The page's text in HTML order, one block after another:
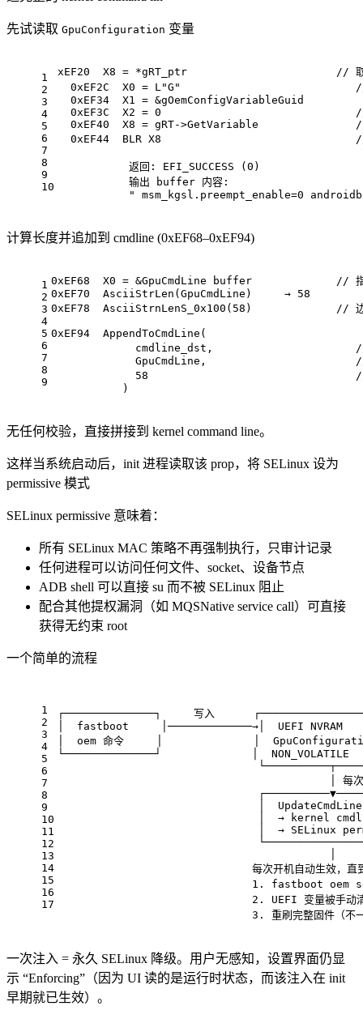
先试读取 GpuConfiguration 变量
1
2
3
4
5
6
7
8
9
10
xEF20  X8 = *gRT_ptr
// 取
0xEF2C
  X0 =
L"G"
0xEF34
  X1 = &gOemConfigVariableGuid
0xEF3C
  X2 =
0
0xEF40
  X8 = gRT->GetVariable
0xEF44
  BLR X8
           返回: EFI_SUCCESS (
0 )
           输出 buffer 内容:
" msm_kgsl.preempt_enable=0
计算长度并追加到 cmdline (0xEF68–0xEF94)
1
2
3
4
5
6
7
8
9
0xEF68
  X0 = &GpuCmdLine buffer
//
0xEF70
  AsciiStrLen(GpuCmdLine)     →
58
0xEF78
  AsciiStrnLenS_0x100(
58 ) // 边
0xEF94
  AppendToCmdLine(
             cmdline_dst,
             GpuCmdLine,
58
           )
无任何校验，直接拼接到 kernel command line。
这样当系统启动后，init 进程读取该 prop，将 SELinux 设为
permissive 模式
SELinux permissive 意味着：
所有 SELinux MAC 策略不再强制执行，只审计记录
任何进程可以访问任何文件、socket、设备节点
ADB shell 可以直接 su 而不被 SELinux 阻止
配合其他提权漏洞（如 MQSNative service call）可直接
获得无约束 root
一个简单的流程
1
2
3
4
5
6
7
8
9
10
11
12
13
14
15
16
17
┌──────────────┐     写入
│  fastboot     │─────────────→│  UEFI
│  oem 命令     │              │
└──────────────┘              │
│ 每次
│
│  → kernel
│  → SELinux
每次开机自动生效，直
1. fastboot oem
2. UEFI 变量被手动
3. 重刷完整固件（不
一次注入 = 永久 SELinux 降级。用户无感知，设置界面仍显
示 “Enforcing”（因为 UI 读的是运行时状态，而该注入在 init
早期就已生效）。